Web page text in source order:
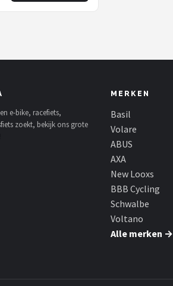
e-bike, racefiets,
zoekt, bekijk ons grote
MERKEN
Basil
Volare
ABUS
AXA
New Looxs
BBB Cycling
Schwalbe
Voltano
Alle merken →